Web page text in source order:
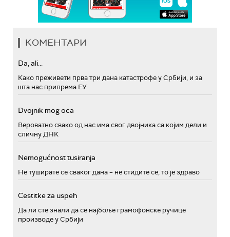
КОМЕНТАРИ
Da, ali...
Како преживети прва три дана катастрофе у Србији, и за
шта нас припрема ЕУ
Dvojnik mog oca
Вероватно свако од нас има свог двојника са којим дели и
сличну ДНК
Nemogućnost tusiranja
Не туширате се сваког дана – не стидите се, то је здраво
Cestitke za uspeh
Да ли сте знали да се најбоље грамофонске ручице
производе у Србији